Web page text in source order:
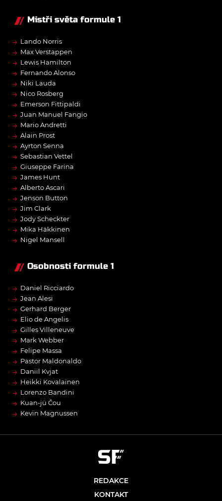
Mistři světa formule 1
→ Lando Norris
→ Max Verstappen
→ Lewis Hamilton
→ Fernando Alonso
→ Niki Lauda
→ Nico Rosberg
→ Emerson Fittipaldi
→ Juan Manuel Fangio
→ Mario Andretti
→ Alain Prost
→ Ayrton Senna
→ Sebastian Vettel
→ Giuseppe Farina
→ James Hunt
→ Alberto Ascari
→ Jenson Button
→ Jim Clark
→ Jody Scheckter
→ Mika Häkkinen
→ Nigel Mansell
Osobnosti formule 1
→ Daniel Ricciardo
→ Jean Alesi
→ Gerhard Berger
→ Elio de Angelis
→ Gilles Villeneuve
→ Mark Webber
→ Felipe Massa
→ Pastor Maldonaldo
→ Daniil Kvjat
→ Heikki Kovalainen
→ Lorenzo Bandini
→ Kuan-jü Čou
→ Kevin Magnussen
REDAKCE
KONTAKT